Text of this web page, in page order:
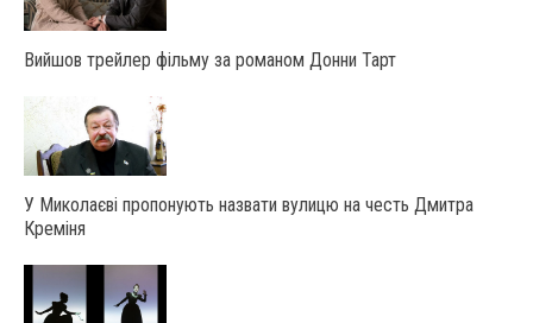
Вийшов трейлер фільму за романом Донни Тарт
У Миколаєві пропонують назвати вулицю на честь Дмитра
Креміня